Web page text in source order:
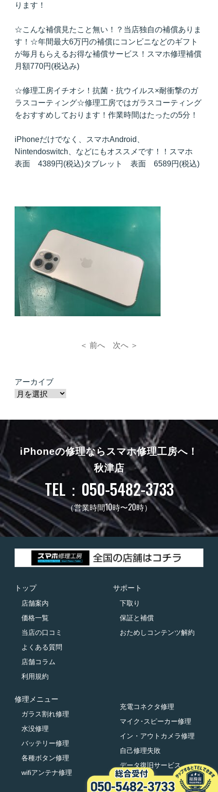
ります！
☆こんな補償見たこと無い！？当店独自の補償ありま
す！☆年間最大6万円の補償にコンビニなどのギフト
が毎月もらえるお得な補償サービス！スマホ修理補償
月額770円(税込み)
☆修理工房イチオシ！抗菌・抗ウイルス×耐衝撃のガ
ラスコーティング☆修理工房ではガラスコーティング
をおすすめしております！作業時間はたったの5分！
iPhoneだけでなく、スマホAndroid、
Nintendoswitch、などにもオススメです！！スマホ
表面 4389円(税込)タブレット 表面 6589円(税込)
＜ 前へ 次へ ＞
アーカイブ
iPhoneの修理ならスマホ修理工房へ！
秋津店
TEL：050-5482-3733
（営業時間10時〜20時）
トップ
店舗案内
価格一覧
当店の口コミ
よくある質問
店舗コラム
利用規約
サポート
下取り
保証と補償
おためしコンテンツ解約
修理メニュー
ガラス割れ修理
水没修理
バッテリー修理
各種ボタン修理
wifiアンテナ修理
充電コネクタ修理
マイク･スピーカー修理
イン・アウトカメラ修理
自己修理失敗
データ復旧サービス